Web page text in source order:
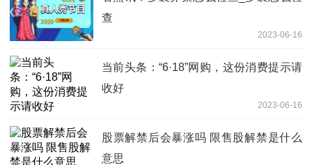
查
2023-06-16
当前头条：“6·18”网购，这份消费提示请
收好
2023-06-16
股票解禁后会暴涨吗 限售股解禁是什么
意思